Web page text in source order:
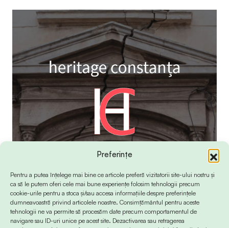
Preferințe
Pentru a putea înțelege mai bine ce articole preferă vizitatorii site-ului nostru și
ca să le putem oferi cele mai bune experiențe folosim tehnologii precum
cookie-urile pentru a stoca și/sau accesa informațiile despre preferințele
dumneavoastră privind articolele noastre. Consimțământul pentru aceste
tehnologii ne va permite să procesăm date precum comportamentul de
navigare sau ID-uri unice pe acest site. Dezactivarea sau retragerea